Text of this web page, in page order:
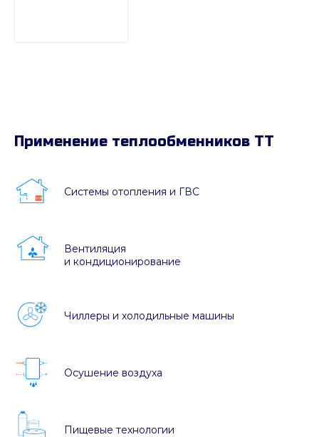
Применение теплообменников ТТ
Системы отопления и ГВС
Вентиляция
и кондиционирование
Чиллеры и холодильные машины
Осушение воздуха
Пищевые технологии